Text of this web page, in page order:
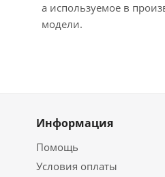
а используемое в
модели.
Информация
Помощь
Условия оплаты